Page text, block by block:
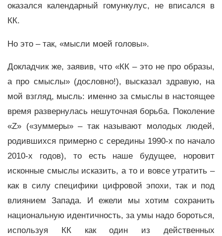
оказался календарный гомункулус, не вписался в
КК.
Но это – так, «мысли моей головы».
Докладчик же, заявив, что «КК – это не про образы,
а про смыслы» (дословно!), высказал здравую, на
мой взгляд, мысль: именно за смыслы в настоящее
время развернулась нешуточная борьба. Поколение
«Z» («зуммеры» – так называют молодых людей,
родившихся примерно с середины 1990-х по начало
2010-х годов), то есть наше будущее, норовит
исконные смыслы исказить, а то и вовсе утратить –
как в силу специфики цифровой эпохи, так и под
влиянием Запада. И ежели мы хотим сохранить
национальную идентичность, за умы надо бороться,
используя КК как один из действенных